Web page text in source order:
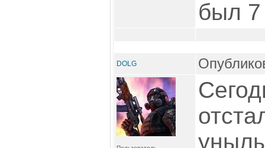
был 7
DOLG